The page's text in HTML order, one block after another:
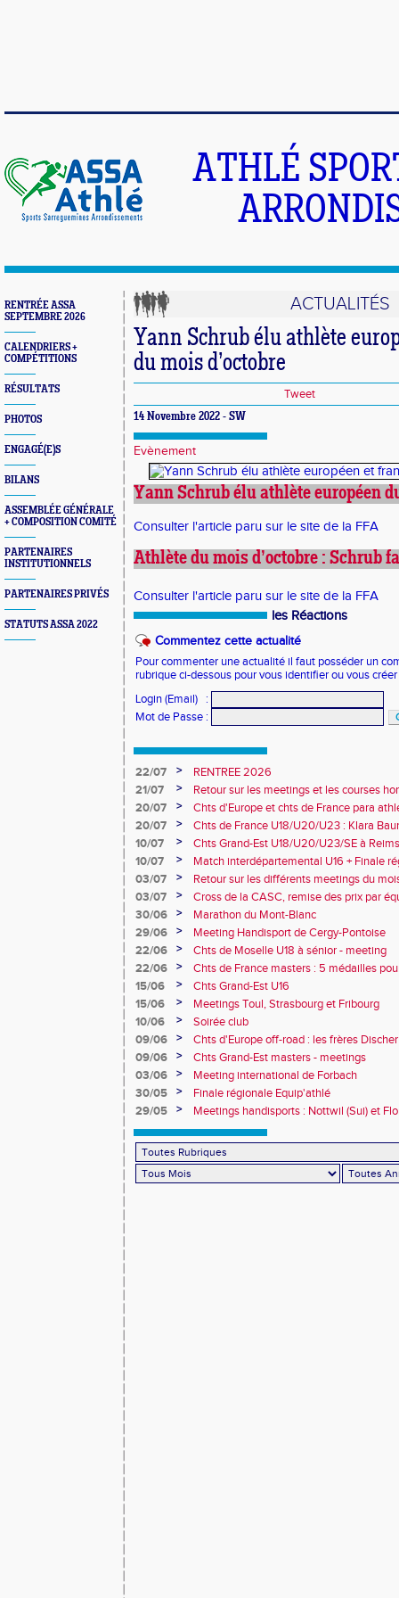
ATHLÉ
RENTRÉE ASSA
SEPTEMBRE 2026
CALENDRIERS +
COMPÉTITIONS
RÉSULTATS
PHOTOS
ENGAGÉ(E)S
BILANS
ASSEMBLÉE GÉNÉRALE
+ COMPOSITION COMITÉ
PARTENAIRES
INSTITUTIONNELS
PARTENAIRES PRIVÉS
STATUTS ASSA 2022
ACTUALITÉS
Yann Schrub élu athlète
du mois d’octobre
Tweet
14 Novembre 2022 - SW
Evènement
Yann Schrub élu athlète européen
Consulter l'article paru sur le site de la FFA
Athlète du mois d’octobre : Schrub
Consulter l'article paru sur le site de la FFA
les Réactions
Commentez cette actualité
Pour commenter une actualité il faut posséder un
rubrique ci-dessous pour vous identifier ou vous
Login (Email)
:
Mot de Passe :
22/07 >
RENTREE 2026
21/07
>
Retour sur les meetings et les courses
20/07
>
Chts d'Europe et chts de France para
champion d'Europe et multiples
20/07 >
Chts de France U18/U20/U23 : Klara
10e
10/07 >
Chts Grand-Est U18/U20/U23/SE à
10/07
>
Match interdépartemental U16 + Finale
Obernai
03/07 >
Retour sur les différents meetings du
03/07
>
Cross de la CASC, remise des prix par
collèges
30/06 >
Marathon du Mont-Blanc
29/06
>
Meeting Handisport de Cergy-Pontoise
22/06
>
Chts de Moselle U18 à sénior - meeting
22/06
>
Chts de France masters : 5 médailles
15/06
>
Chts Grand-Est U16
15/06
>
Meetings Toul, Strasbourg et Fribourg
10/06
>
Soirée club
09/06
>
Chts d'Europe off-road : les frères
09/06
>
Chts Grand-Est masters - meetings
03/06
>
Meeting international de Forbach
30/05
>
Finale régionale Equip'athlé
29/05
> Meetings handisports : Nottwil (Sui) et